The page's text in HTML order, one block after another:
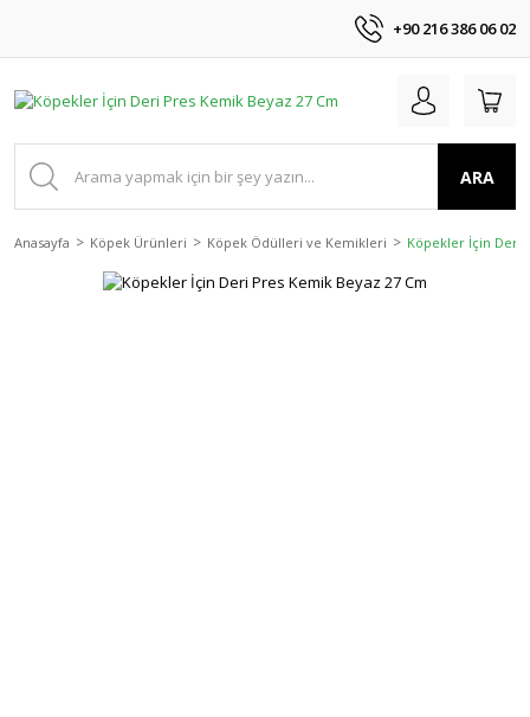
+90 216 386 06 02
ARA
Anasayfa Köpek Ürünleri Köpek Ödülleri ve Kemikleri Köpekler İçin Deri